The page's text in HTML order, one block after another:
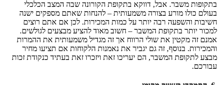
בתקופות משבר. אבל, דווקא בתקופת הקורונה שבה המצב הכלכלי
בעולם כולו מורע בצורה משמעותית – להנחות שאתם מספקים ישנה
חשיבות והשפעה רבה יותר על כמות המכירות. לכן אם אתם רוצים
למכור יותר בתקופת המשבר – חשוב מאוד להציע מבצעים לגולשים.
אמנם זה מקטין את שולי הרווח אך זה מגדיל משמעותית את ההמרות
והמכירות. בנוסף, זה גם יגביר את נאמנות הלקוחות אם תציעו מחיר
מבצע לתקופת המשבר, הם יעריכו זאת ויזכרו זאת בעתיד כנקודת זכות
עבורכם.